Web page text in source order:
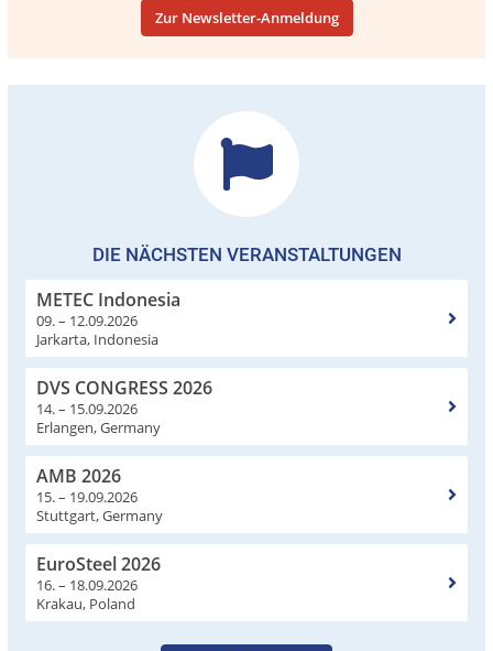
Zur Newsletter-Anmeldung
DIE NÄCHSTEN VERANSTALTUNGEN
METEC Indonesia
09. – 12.09.2026
Jarkarta, Indonesia
DVS CONGRESS 2026
14. – 15.09.2026
Erlangen, Germany
AMB 2026
15. – 19.09.2026
Stuttgart, Germany
EuroSteel 2026
16. – 18.09.2026
Krakau, Poland